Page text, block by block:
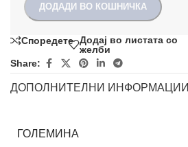
ДОДАДИ ВО КОШНИЧКА
Споредете Додај во листата со
желби
Share:
ДОПОЛНИТЕЛНИ ИНФОРМАЦИИ
ГОЛЕМИНА